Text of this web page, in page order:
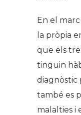
En el
la pròpia
que els
tinguin
diagnòstic
també es
malalties i